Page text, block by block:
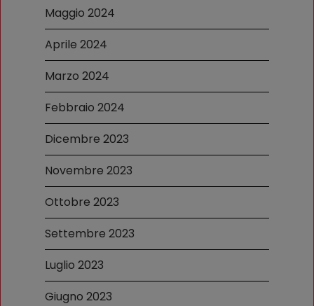
Maggio 2024
Aprile 2024
Marzo 2024
Febbraio 2024
Dicembre 2023
Novembre 2023
Ottobre 2023
Settembre 2023
Luglio 2023
Giugno 2023